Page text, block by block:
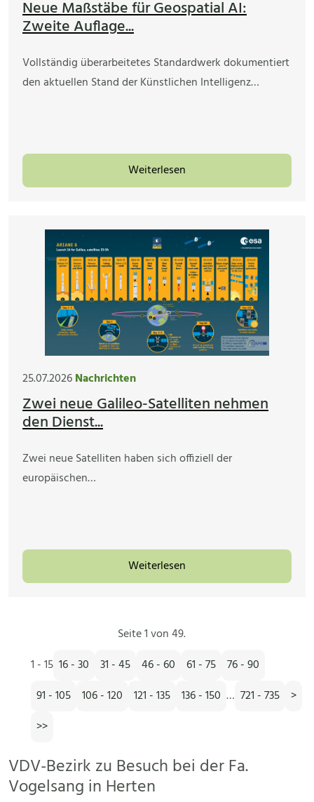
Neue Maßstäbe für Geospatial AI:
Zweite Auflage...
Vollständig überarbeitetes Standardwerk dokumentiert
den aktuellen Stand der Künstlichen Intelligenz…
Weiterlesen
25.07.2026Nachrichten
Zwei neue Galileo-Satelliten nehmen
den Dienst...
Zwei neue Satelliten haben sich offiziell der
europäischen…
Weiterlesen
Seite 1 von 49.
1 - 15 16 - 30 31 - 45 46 - 60 61 - 75
76 - 90
91 - 105
106 - 120 121 - 135 136 - 150 … 721 - 735
>
>>
VDV-Bezirk zu Besuch bei der Fa.
Vogelsang in Herten